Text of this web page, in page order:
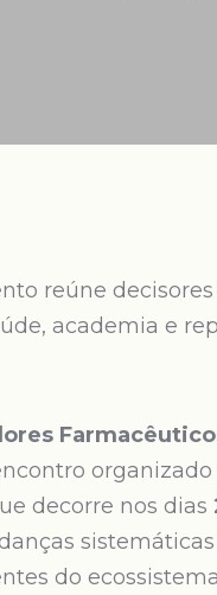
reúne
academia e
organizado
decorre nos dias
do